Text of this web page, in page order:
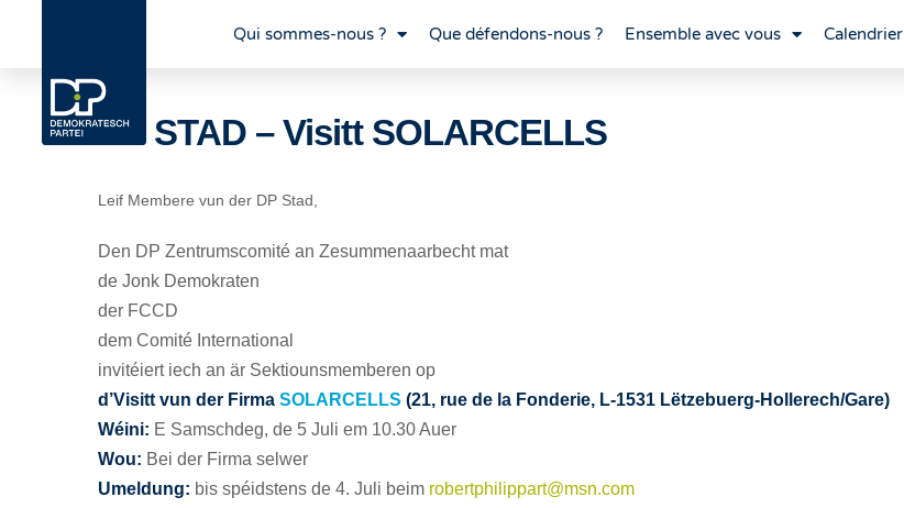
Qui sommes-nous ? Que défendons-nous ? Ensemble avec vous Calendrier
DP STAD – Visitt SOLARCELLS
Leif Membere vun der DP Stad,
Den DP Zentrumscomité an Zesummenaarbecht mat
de Jonk Demokraten
der FCCD
dem Comité International
invitéiert iech an är Sektiounsmemberen op
d’Visitt vun der Firma SOLARCELLS (21, rue de la Fonderie, L-1531 Lëtzebuerg-Hollerech/Gare)
Wéini: E Samschdeg, de 5 Juli em 10.30 Auer
Wou: Bei der Firma selwer
Umeldung: bis spéidstens de 4. Juli beim robertphilippart@msn.com